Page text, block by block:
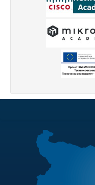
Спортен комплекс
Студентски стол
Почивни бази
Общежития
Безжичен интернет
Одити
Избори
Защита на личните
Търгове и наеми
Полезни връзки